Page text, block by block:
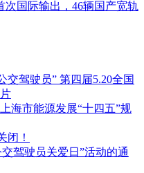
次国际输出，46辆国产宽轨
交驾驶员” 第四届5.20全国
海市能源发展“十四五”规
闭！
驾驶员关爱日”活动的通